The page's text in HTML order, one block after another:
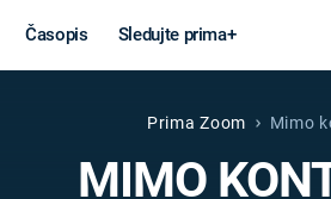
Časopis Sledujte prima+
Věda a
Prima Zoom Mimo
MIMO